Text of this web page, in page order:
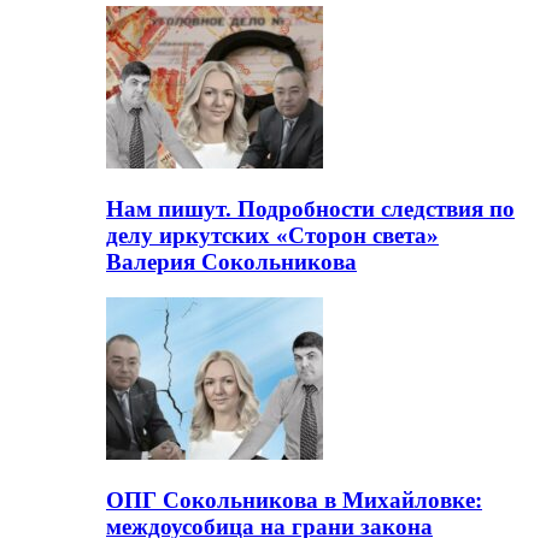
Нам пишут. Подробности следствия по
делу иркутских «Сторон света»
Валерия Сокольникова
ОПГ Сокольникова в Михайловке:
междоусобица на грани закона